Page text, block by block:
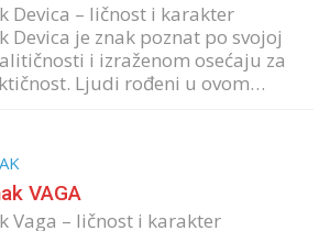
Devica – ličnost i karakter
Devica je znak poznat po svojoj
i izraženom osećaju za
Ljudi rođeni u ovom…
VAGA
Vaga – ličnost i karakter